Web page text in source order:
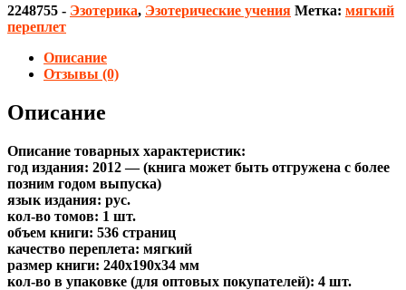
2248755 - Эзотерика, Эзотерические учения Метка: мягкий
переплет
Описание
Отзывы (0)
Описание
Описание товарных характеристик:
год издания: 2012 — (книга может быть отгружена c более
позним годом выпуска)
язык издания: рус.
кол-во томов: 1 шт.
объем книги: 536 страниц
качество переплета: мягкий
размер книги: 240x190x34 мм
кол-во в упаковке (для оптовых покупателей): 4 шт.